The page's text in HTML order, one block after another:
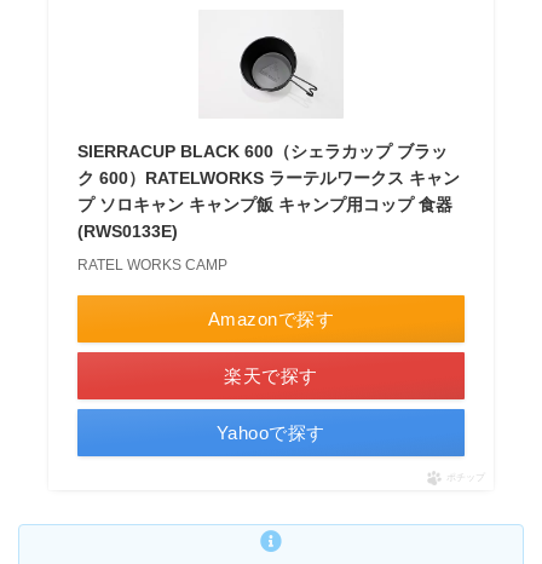
SIERRACUP BLACK 600（シェラカップ ブラッ
ク 600）RATELWORKS ラーテルワークス キャン
プ ソロキャン キャンプ飯 キャンプ用コップ 食器
(RWS0133E)
RATEL WORKS CAMP
Amazonで探す
楽天で探す
Yahooで探す
ポチップ